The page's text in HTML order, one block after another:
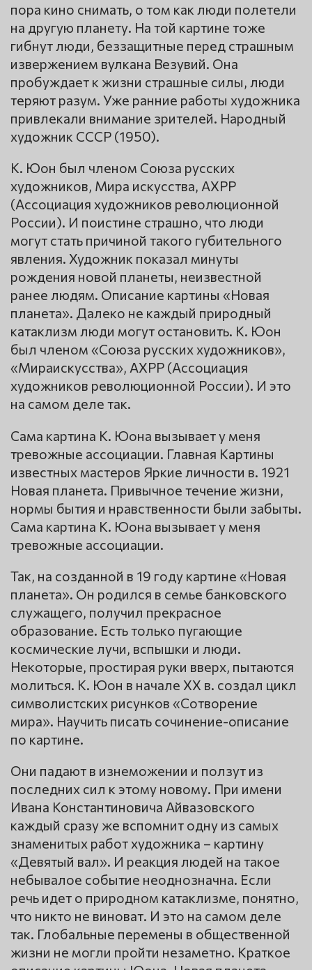
пора кино снимать, о том как люди полетели
на другую планету. На той картине тоже
гибнут люди, беззащитные перед страшным
извержением вулкана Везувий. Она
пробуждает к жизни страшные силы, люди
теряют разум. Уже ранние работы художника
привлекали внимание зрителей. Народный
художник СССР (1950).
К. Юон был членом Союза русских
художников, Мира искусства, АХРР
(Ассоциация художников революционной
России). И поистине страшно, что люди
могут стать причиной такого губительного
явления. Художник показал минуты
рождения новой планеты, неизвестной
ранее людям. Описание картины «Новая
планета». Далеко не каждый природный
катаклизм люди могут остановить. К. Юон
был членом «Союза русских художников»,
«Мираискусства», АХРР (Ассоциация
художников революционной России). И это
на самом деле так.
Сама картина К. Юона вызывает у меня
тревожные ассоциации. Главная Картины
известных мастеров Яркие личности в. 1921
Новая планета. Привычное течение жизни,
нормы бытия и нравственности были забыты.
Сама картина К. Юона вызывает у меня
тревожные ассоциации.
Так, на созданной в 19 году картине «Новая
планета». Он родился в семье банковского
служащего, получил прекрасное
образование. Есть только пугающие
космические лучи, вспышки и люди.
Некоторые, простирая руки вверх, пытаются
молиться. К. Юон в начале XX в. создал цикл
символистских рисунков «Сотворение
мира». Научить писать сочинение-описание
по картине.
Они падают в изнеможении и ползут из
последних сил к этому новому. При имени
Ивана Константиновича Айвазовского
каждый сразу же вспомнит одну из самых
знаменитых работ художника – картину
«Девятый вал». И реакция людей на такое
небывалое событие неоднозначна. Если
речь идет о природном катаклизме, понятно,
что никто не виноват. И это на самом деле
так. Глобальные перемены в общественной
жизни не могли пройти незаметно. Краткое